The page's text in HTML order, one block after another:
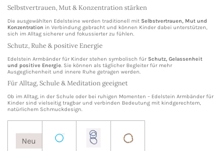
Selbstvertrauen, Mut & Konzentration stärken
Die ausgewählten Edelsteine werden traditionell mit Selbstvertrauen, Mut und
Konzentration in Verbindung gebracht und können Kinder dabei unterstützen,
sich im Alltag sicherer und fokussierter zu fühlen.
Schutz, Ruhe & positive Energie
Edelstein Armbänder für Kinder stehen symbolisch für Schutz, Gelassenheit
und positive Energie. Sie können als täglicher Begleiter für mehr
Ausgeglichenheit und innere Ruhe getragen werden.
Für Alltag, Schule & Meditation geeignet
Ob im Alltag, in der Schule oder bei ruhigen Momenten – Edelstein Armbänder für
Kinder sind vielseitig tragbar und verbinden Bedeutung mit kindgerechtem,
natürlichem Schmuckdesign.
Neu